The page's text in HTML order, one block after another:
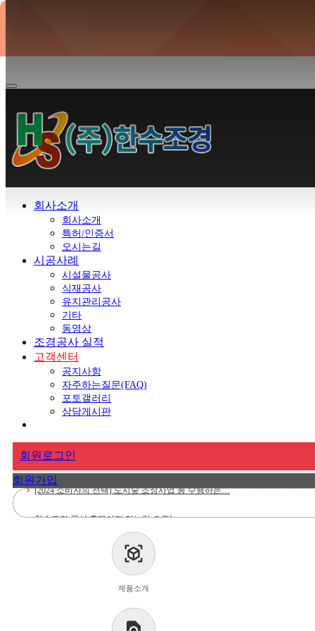
회사소개
회사소개
특허/인증서
오시는길
시공사례
시설물공사
식재공사
유지관리공사
기타
동영상
조경공사 실적
고객센터
공지사항
자주하는질문(FAQ)
포토갤러리
상담게시판
회원로그인
회원가입
친환경 미세먼지 차단숲 프로젝트 참여 안내
㈜한수조경이 ‘2024 소비자의 선택’ 조경 부문 대상…
봄철 조경 관리 서비스 신청 안내
[2024 소비자의 선택] 도시숲 조성사업 등 수행하는…
view_in_ar
제품소개